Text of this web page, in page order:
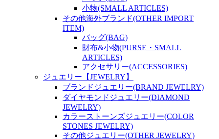
小物(SMALL ARTICLES)
その他海外ブランド(OTHER IMPORT
ITEM)
バッグ(BAG)
財布&小物(PURSE・SMALL
ARTICLES)
アクセサリー(ACCESSORIES)
ジュエリー【JEWELRY】
ブランドジュエリー(BRAND JEWELRY)
ダイヤモンドジュエリー(DIAMOND
JEWELRY)
カラーストーンズジュエリー(COLOR
STONES JEWELRY)
その他ジュエリー(OTHER JEWELRY)